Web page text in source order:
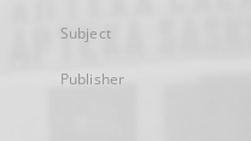
Subject
Publisher